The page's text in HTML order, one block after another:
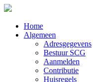
Home
Algemeen
Adresgegevens
Bestuur SCG
Aanmelden
Contributie
Huisregels